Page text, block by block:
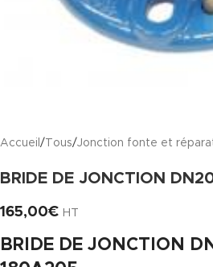
Accueil /Tous/Jonction fonte et
BRIDE DE JONCTION
165,00€ HT
BRIDE DE JONCTION